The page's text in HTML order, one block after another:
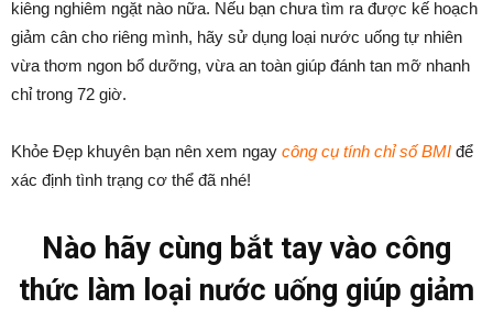
kiêng nghiêm ngặt nào nữa. Nếu bạn chưa tìm ra được kế hoạch
giảm cân cho riêng mình, hãy sử dụng loại nước uống tự nhiên
vừa thơm ngon bổ dưỡng, vừa an toàn giúp đánh tan mỡ nhanh
chỉ trong 72 giờ.
Khỏe Đẹp khuyên bạn nên xem ngay công cụ tính chỉ số BMI để
xác định tình trạng cơ thể đã nhé!
Nào hãy cùng bắt tay vào công
thức làm loại nước uống giúp giảm